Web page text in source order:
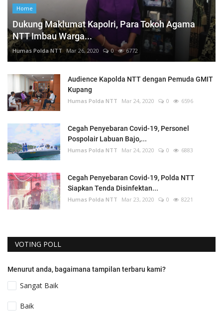
Home
Dukung Maklumat Kapolri, Para Tokoh Agama
NTT Imbau Warga...
Humas Polda NTT Mar 26, 2020 0 6772
Audience Kapolda NTT dengan Pemuda GMIT
Kupang
Humas Polda NTT Mar 24, 2020 0 6596
Cegah Penyebaran Covid-19, Personel
Pospolair Labuan Bajo,...
Humas Polda NTT Mar 24, 2020 0 6883
Cegah Penyebaran Covid-19, Polda NTT
Siapkan Tenda Disinfektan...
Humas Polda NTT Mar 23, 2020 0 8221
VOTING POLL
Menurut anda, bagaimana tampilan terbaru kami?
Sangat Baik
Baik